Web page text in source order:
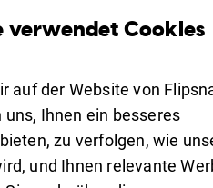
Zusammenarbeit
For education
Verwendet
verwendet Cookies
auf der Website von
Ihnen ein besseres
zu verfolgen, wie
und Ihnen relevante